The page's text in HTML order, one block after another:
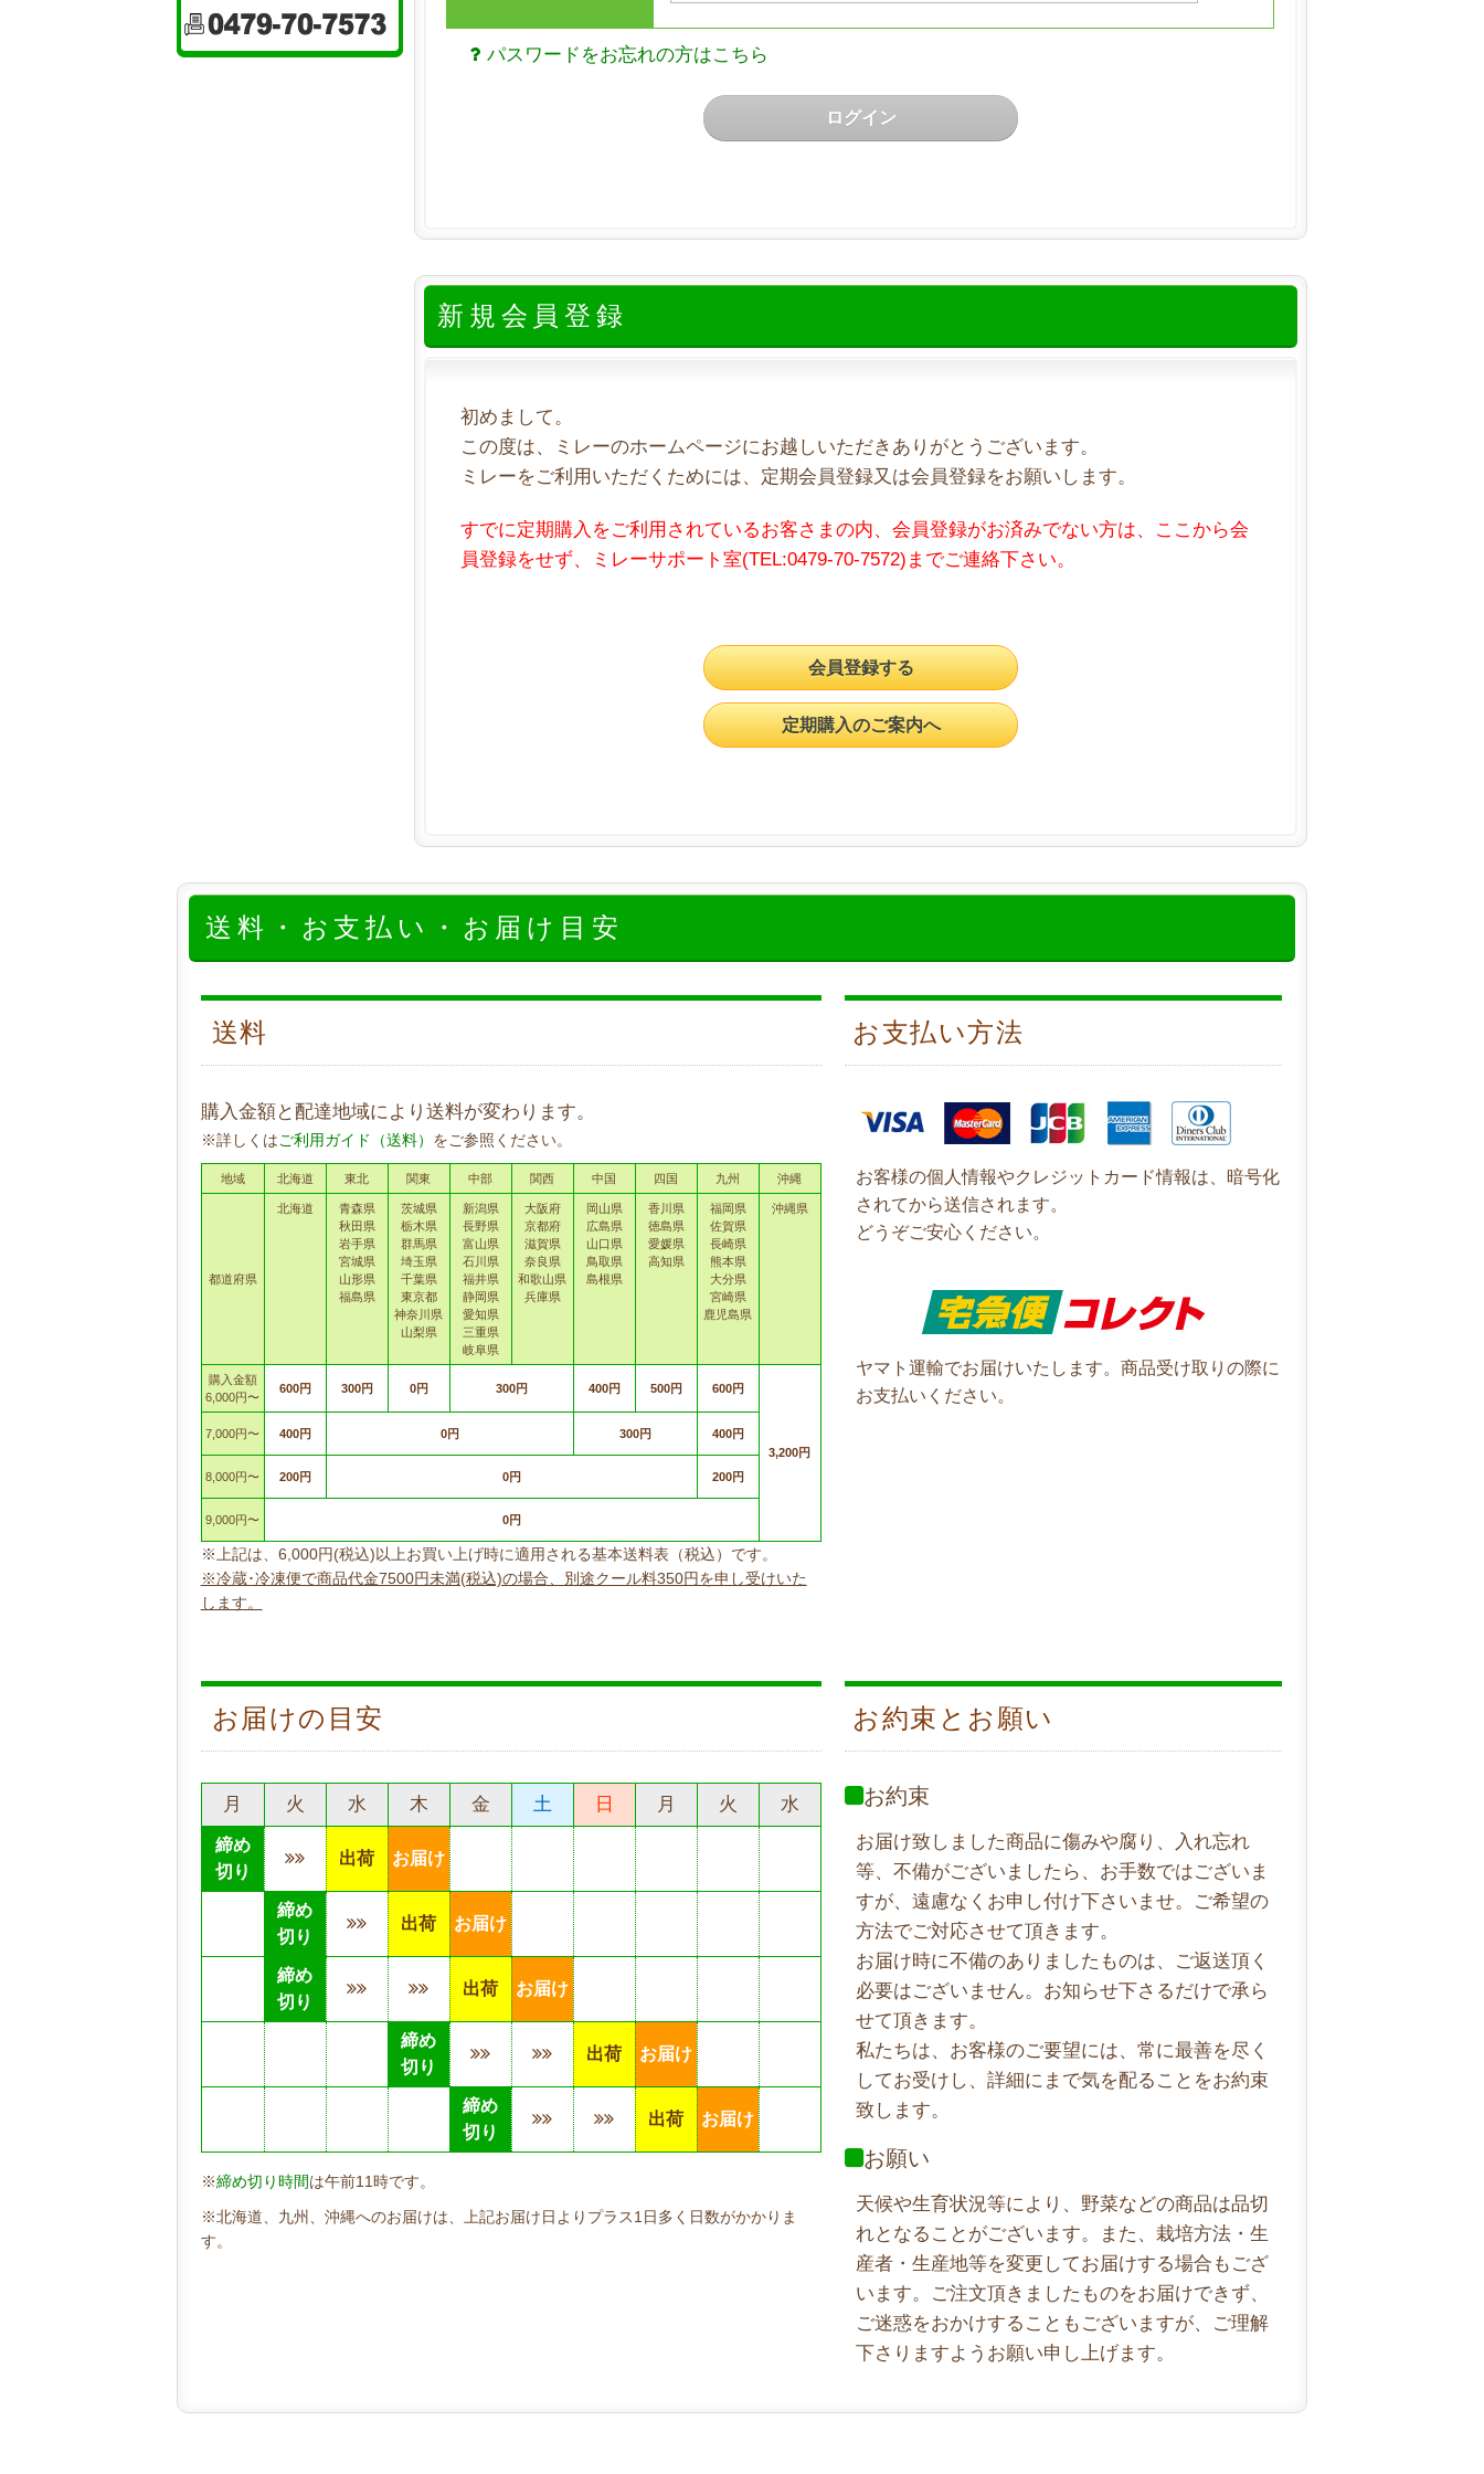
パスワードをお忘れの方はこちら
ログイン
新規会員登録
初めまして。
この度は、ミレーのホームページにお越しいただきありがとうございます。
ミレーをご利用いただくためには、定期会員登録又は会員登録をお願いします。
すでに定期購入をご利用されているお客さまの内、会員登録がお済みでない方は、ここから会
員登録をせず、ミレーサポート室(TEL:0479-70-7572)までご連絡下さい。
会員登録する
定期購入のご案内へ
送料・お支払い・お届け目安
送料
購入金額と配達地域により送料が変わります。
※詳しくはご利用ガイド（送料） をご参照ください。
地域 北海道 東北 関東 中部 関西 中国 四国 九州 沖縄
都道府県
北海道
青森県
秋田県
岩手県
宮城県
山形県
福島県
茨城県
栃木県
群馬県
埼玉県
千葉県
東京都
神奈川県
山梨県
新潟県
長野県
富山県
石川県
福井県
静岡県
愛知県
三重県
岐阜県
大阪府
京都府
滋賀県
奈良県
和歌山県
兵庫県
岡山県
広島県
山口県
鳥取県
島根県
香川県
徳島県
愛媛県
高知県
福岡県
佐賀県
長崎県
熊本県
大分県
宮崎県
鹿児島県
沖縄県
購入金額
6,000円〜
600円 300円 0円 300円 400円 500円 600円
3,200円
7,000円〜 400円 0円 300円 400円
8,000円〜 200円 0円 200円
9,000円〜 0円
※上記は、6,000円(税込)以上お買い上げ時に適用される基本送料表（税込）です。
※冷蔵･冷凍便で商品代金7500円未満(税込)の場合、別途クール料350円を申し受けいた
します。
お支払い方法
お客様の個人情報やクレジットカード情報は、暗号化
されてから送信されます。
どうぞご安心ください。
ヤマト運輸でお届けいたします。商品受け取りの際に
お支払いください。
お届けの目安
月 火 水 木 金 土 日 月 火 水
締め
切り
出荷 お届け
締め
切り
出荷 お届け
締め
切り
出荷 お届け
締め
切り
出荷 お届け
締め
切り
出荷 お届け
※締め切り時間は午前11時です。
※北海道、九州、沖縄へのお届けは、上記お届け日よりプラス1日多く日数がかかりま
す。
お約束とお願い
お約束
お届け致しました商品に傷みや腐り、入れ忘れ
等、不備がございましたら、お手数ではございま
すが、遠慮なくお申し付け下さいませ。ご希望の
方法でご対応させて頂きます。
お届け時に不備のありましたものは、ご返送頂く
必要はございません。お知らせ下さるだけで承ら
せて頂きます。
私たちは、お客様のご要望には、常に最善を尽く
してお受けし、詳細にまで気を配ることをお約束
致します。
お願い
天候や生育状況等により、野菜などの商品は品切
れとなることがございます。また、栽培方法・生
産者・生産地等を変更してお届けする場合もござ
います。ご注文頂きましたものをお届けできず、
ご迷惑をおかけすることもございますが、ご理解
下さりますようお願い申し上げます。